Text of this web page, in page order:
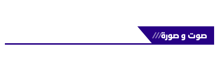
صوت و صورة///